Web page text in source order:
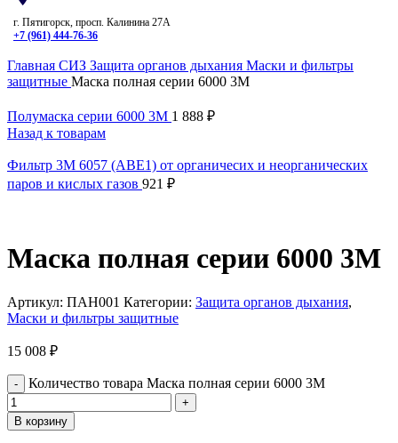
г. Пятигорск, просп. Калинина 27А
+7 (961) 444-76-36
Главная СИЗ Защита органов дыхания Маски и фильтры
защитные Маска полная серии 6000 3М
Полумаска серии 6000 3М 1 888 ₽
Назад к товарам
Фильтр 3М 6057 (АВЕ1) от органичесих и неорганических
паров и кислых газов 921 ₽
Маска полная серии 6000 3М
Артикул: ПАН001 Категории: Защита органов дыхания,
Маски и фильтры защитные
15 008 ₽
Количество товара Маска полная серии 6000 3М
В корзину